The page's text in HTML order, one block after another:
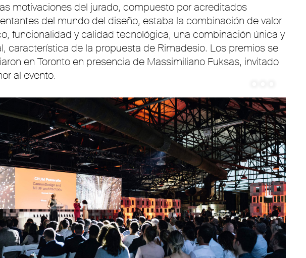
motivaciones del jurado, compuesto por acreditados
del mundo del diseño, estaba la combinación de valor
funcionalidad y calidad tecnológica, una combinación única y
característica de la propuesta de Rimadesio. Los premios se
en Toronto en presencia de Massimiliano Fuksas, invitado
al evento.